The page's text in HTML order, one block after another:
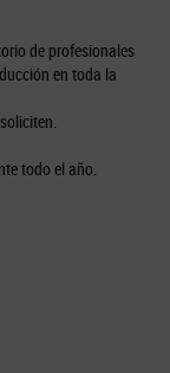
de profesionales
en toda la
todo el año.